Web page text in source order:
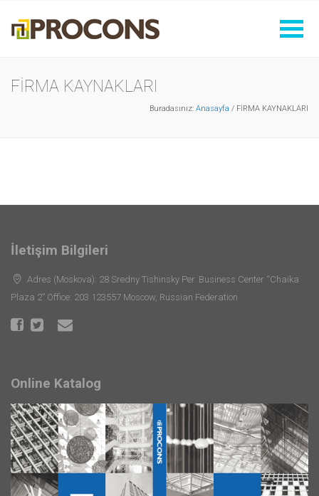
FİRMA KAYNAKLARI
Buradasınız: Anasayfa / FİRMA KAYNAKLARI
İletişim Bilgileri
Adres (Moskova): 28 Sredny Tishinsky Per. Business Center “Chaika
Plaza 2” Office: 203 123557 Moscow, Russian Federation
Online Katalog